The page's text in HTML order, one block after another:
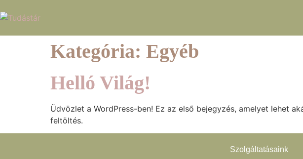
Kategória: Egyéb
Helló Világ!
Üdvözlet a WordPress-ben! Ez az első bejegyzés, amelyet lehet
feltöltés.
Szolgáltatásaink